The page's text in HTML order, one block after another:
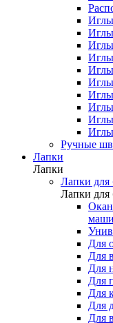
Иглы
Иглы
Иглы
Ручные
Лапки
Лапки
Лапки
Лапки
Для
Для
Для
Для
Для
Для
Для